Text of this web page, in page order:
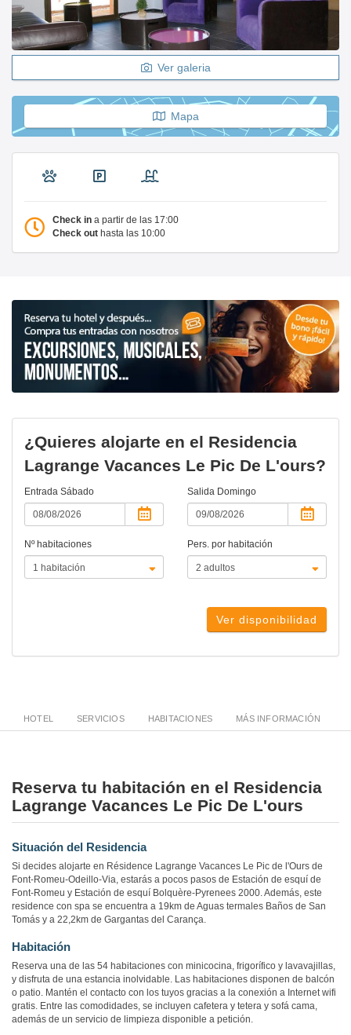
Ver galeria
Mapa
Check in a partir de las 17:00
Check out hasta las 10:00
¿Quieres alojarte en el Residencia
Lagrange Vacances Le Pic De L'ours?
Entrada Sábado Salida Domingo
Nº habitaciones Pers. por habitación
Ver disponibilidad
HOTEL SERVICIOS HABITACIONES MÁS INFORMACIÓN
Reserva tu habitación en el Residencia
Lagrange Vacances Le Pic De L'ours
Situación del Residencia
Si decides alojarte en Résidence Lagrange Vacances Le Pic de l'Ours de
Font-Romeu-Odeillo-Via, estarás a pocos pasos de Estación de esquí de
Font-Romeu y Estación de esquí Bolquère-Pyrenees 2000. Además, este
residence con spa se encuentra a 19km de Aguas termales Baños de San
Tomás y a 22,2km de Gargantas del Carança.
Habitación
Reserva una de las 54 habitaciones con minicocina, frigorífico y lavavajillas,
y disfruta de una estancia inolvidable. Las habitaciones disponen de balcón
o patio. Mantén el contacto con los tuyos gracias a la conexión a Internet wifi
gratis. Entre las comodidades, se incluyen cafetera y tetera y sofá cama,
además de un servicio de limpieza disponible a petición.